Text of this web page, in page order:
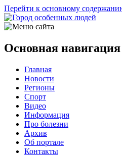
Перейти к основному
Основная навигация
Главная
Новости
Регионы
Спорт
Видео
Информация
Про болезни
Архив
Об портале
Контакты